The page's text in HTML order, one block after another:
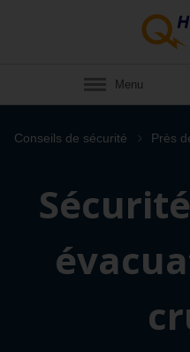
Menu
Conseils de sécurité Près